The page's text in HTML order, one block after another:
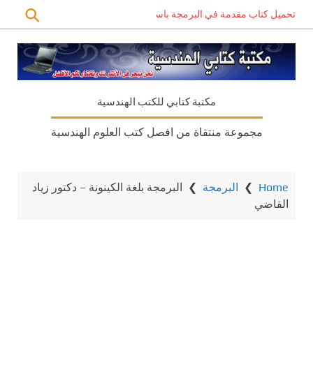
تحميل كتاب مقدمة في البرمجة باستخدام C# PDF – دليل المبتدئين للتعلم الذاتي
مكتبة كتابي للكتب الهندسية
مجموعة منتقاة من افصل كتب العلوم الهندسية
Home
❯ البرمجة ❯ البرمجة بلغة الكينونة – دكتور زياد
القاضي